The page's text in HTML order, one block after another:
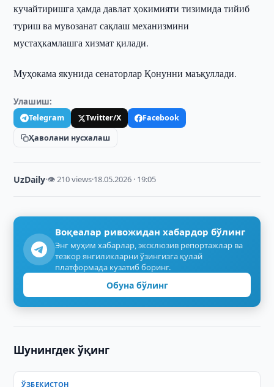
кучайтиришга ҳамда давлат ҳокимияти тизимида тийиб
туриш ва мувозанат сақлаш механизмини
мустаҳкамлашга хизмат қилади.
Муҳокама якунида сенаторлар Қонунни маъқуллади.
Улашиш:
Telegram Twitter/X
Facebook
Ҳаволани нусхалаш
UzDaily·👁 210 views·18.05.2026 · 19:05
Воқеалар ривожидан хабардор бўлинг
Энг муҳим хабарлар, эксклюзив репортажлар ва
тезкор янгиликларни ўзингизга қулай
платформада кузатиб боринг.
Обуна бўлинг
Шунингдек ўқинг
ЎЗБЕКИСТОН